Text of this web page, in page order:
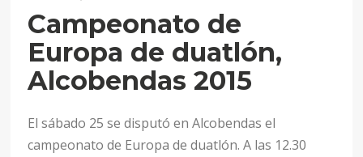
Campeonato de
Europa de duatlón,
Alcobendas 2015
El sábado 25 se disputó en Alcobendas el
campeonato de Europa de duatlón. A las 12.30